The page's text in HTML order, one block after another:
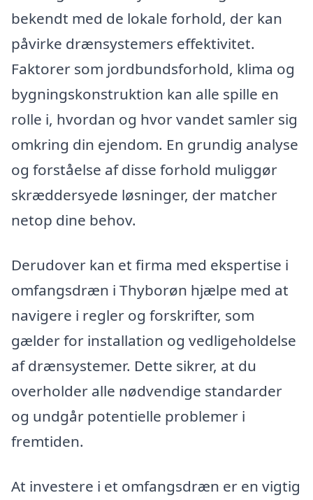
bekendt med de lokale forhold, der kan
påvirke drænsystemers effektivitet.
Faktorer som jordbundsforhold, klima og
bygningskonstruktion kan alle spille en
rolle i, hvordan og hvor vandet samler sig
omkring din ejendom. En grundig analyse
og forståelse af disse forhold muliggør
skræddersyede løsninger, der matcher
netop dine behov.
Derudover kan et firma med ekspertise i
omfangsdræn i Thyborøn hjælpe med at
navigere i regler og forskrifter, som
gælder for installation og vedligeholdelse
af drænsystemer. Dette sikrer, at du
overholder alle nødvendige standarder
og undgår potentielle problemer i
fremtiden.
At investere i et omfangsdræn er en vigtig